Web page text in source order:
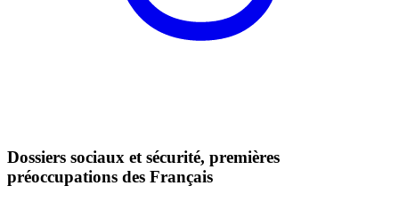
Dossiers sociaux et sécurité, premières
préoccupations des Français